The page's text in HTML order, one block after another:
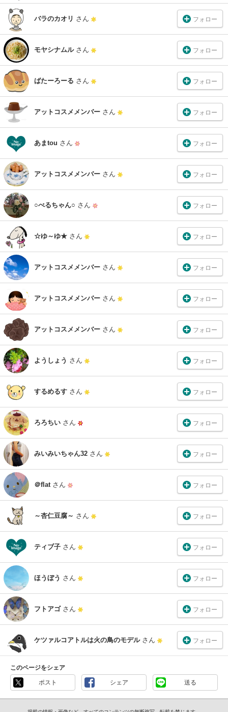
バラのカオリ さん フォロー
モヤシナムル さん フォロー
ばたーろーる さん フォロー
アットコスメメンバー さん フォロー
あまtou さん フォロー
アットコスメメンバー さん フォロー
○べるちゃん○ さん フォロー
☆ゆ～ゆ★ さん フォロー
アットコスメメンバー さん フォロー
アットコスメメンバー さん フォロー
アットコスメメンバー さん フォロー
ようしょう さん フォロー
するめるす さん フォロー
ろろちい さん フォロー
みいみいちゃん32 さん フォロー
＠flat さん フォロー
～杏仁豆腐～ さん フォロー
ティブ子 さん フォロー
ほうぼう さん フォロー
フトアゴ さん フォロー
ケツァルコアトルは火の鳥のモデル さん フォロー
このページをシェア
ポスト シェア 送る